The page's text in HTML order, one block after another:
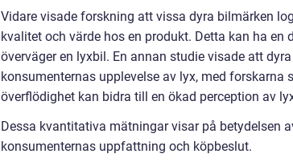
Vidare visade forskning att vissa dyra bilmärken
kvalitet och värde hos en produkt. Detta kan ha
överväger en lyxbil. En annan studie visade att
konsumenternas upplevelse av lyx, med
överflödighet kan bidra till en ökad perception av
Dessa kvantitativa mätningar visar på betydelsen
konsumenternas uppfattning och köpbeslut.